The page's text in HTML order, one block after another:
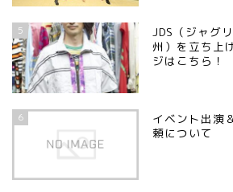
5
JDS（ジャグ
州）を立ち上
ジはこちら！
6
イベント出演
頼について